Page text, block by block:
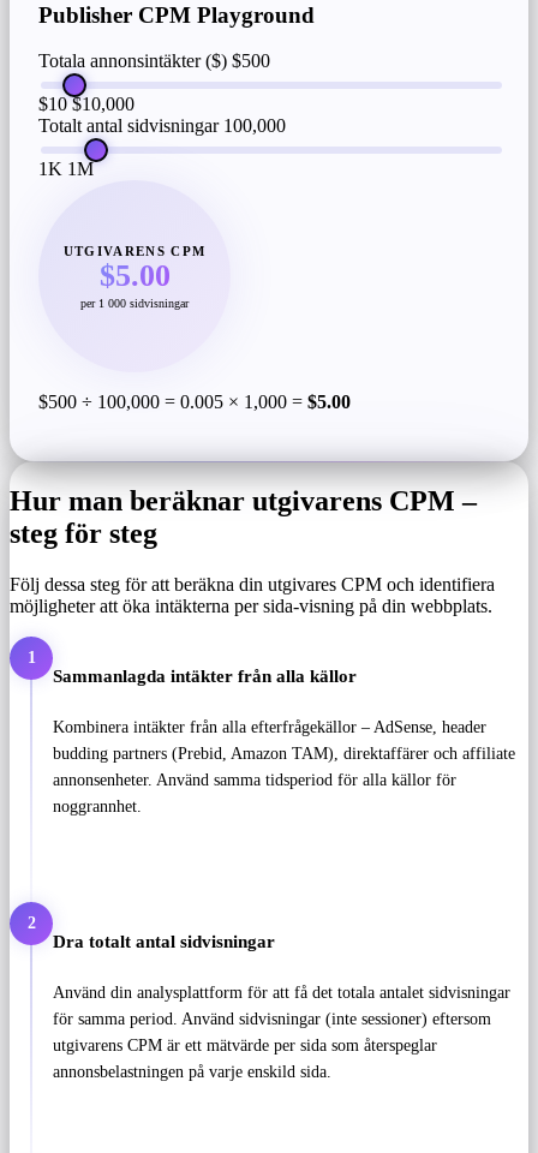
Publisher CPM Playground
Totala annonsintäkter ($) $500
$10 $10,000
Totalt antal sidvisningar 100,000
1K 1M
UTGIVARENS CPM
$5.00
per 1 000 sidvisningar
$500 ÷ 100,000 = 0.005 × 1,000 = $5.00
Hur man beräknar utgivarens CPM –
steg för steg
Följ dessa steg för att beräkna din utgivares CPM och identifiera
möjligheter att öka intäkterna per sida-visning på din webbplats.
1
Sammanlagda intäkter från alla källor
Kombinera intäkter från alla efterfrågekällor – AdSense, header
budding partners (Prebid, Amazon TAM), direktaffärer och affiliate
annonsenheter. Använd samma tidsperiod för alla källor för
noggrannhet.
2
Dra totalt antal sidvisningar
Använd din analysplattform för att få det totala antalet sidvisningar
för samma period. Använd sidvisningar (inte sessioner) eftersom
utgivarens CPM är ett mätvärde per sida som återspeglar
annonsbelastningen på varje enskild sida.